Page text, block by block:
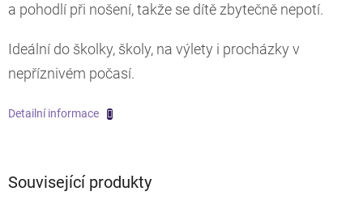
a pohodlí při nošení, takže se dítě zbytečně nepotí.
Ideální do školky, školy, na výlety i procházky v
nepříznivém počasí.
Detailní informace
Související produkty